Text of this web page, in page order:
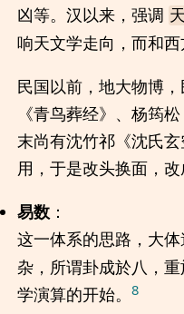
凶等。汉以来，强调
响天文学走向，而和
民国以前，地大物博
《青鸟葬经》、杨筠
末尚有沈竹祁《沈氏
用，于是改头换面，改
易数：
这一体系的思路，大
杂，所谓卦成於八，
学演算的开始。 8